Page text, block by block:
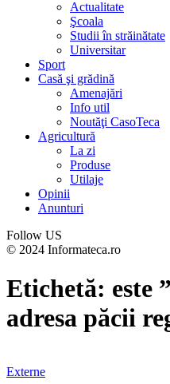
Actualitate
Şcoala
Studii în străinătate
Universitar
Sport
Casă şi grădină
Amenajări
Info util
Noutăţi CasoTeca
Agricultură
La zi
Produse
Utilaje
Opinii
Anunturi
Follow US
© 2024 Informateca.ro
Etichetă: este
adresa păcii
Externe